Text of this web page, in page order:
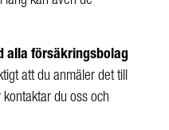
alla försäkringsbolag
att du anmäler det till
du oss och